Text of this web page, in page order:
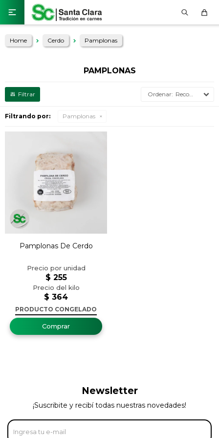

Home Cerdo Pamplonas
PAMPLONAS
Recomendados
Filtrando por: Pamplonas
Pamplonas De Cerdo
$ 364
$ 255
PRODUCTO CONGELADO
Newsletter
¡Suscribite y recibí todas nuestras novedades!